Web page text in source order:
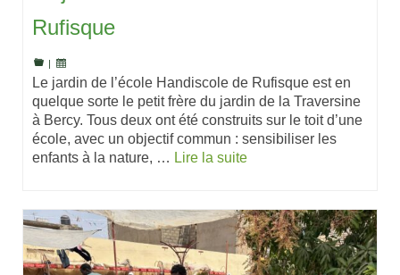
Rufisque
Le jardin de l’école Handiscole de Rufisque est en
quelque sorte le petit frère du jardin de la Traversine
à Bercy. Tous deux ont été construits sur le toit d’une
école, avec un objectif commun : sensibiliser les
enfants à la nature, … Lire la suite